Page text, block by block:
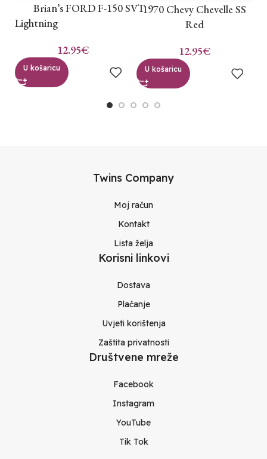
Brian’s FORD F-150 SVT
Lightning
12.95€
U košaricu
1970 Chevy Chevelle SS
Red
12.95€
U košaricu
Twins Company
Moj račun
Kontakt
Lista želja
Korisni linkovi
Dostava
Plaćanje
Uvjeti korištenja
Zaštita privatnosti
Društvene mreže
Facebook
Instagram
YouTube
Tik Tok